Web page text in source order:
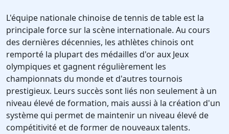
L'équipe nationale chinoise de tennis de table est la
principale force sur la scène internationale. Au cours
des dernières décennies, les athlètes chinois ont
remporté la plupart des médailles d'or aux Jeux
olympiques et gagnent régulièrement les
championnats du monde et d'autres tournois
prestigieux. Leurs succès sont liés non seulement à un
niveau élevé de formation, mais aussi à la création d'un
système qui permet de maintenir un niveau élevé de
compétitivité et de former de nouveaux talents.